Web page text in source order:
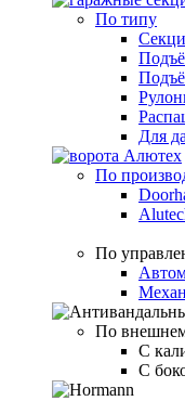
По типу
Для
По
По
По
С
С